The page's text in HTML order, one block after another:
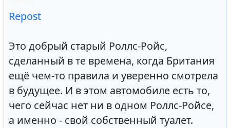
Repost
Это добрый старый Роллс-Ройс,
сделанный в те времена, когда Британия
ещё чем-то правила и уверенно смотрела
в будущее. И в этом автомобиле есть то,
чего сейчас нет ни в одном Роллс-Ройсе,
а именно - свой собственный туалет.